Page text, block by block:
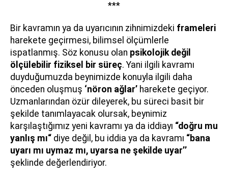
***
Bir kavramın ya da uyarıcının zihnimizdeki frameleri
harekete geçirmesi, bilimsel ölçümlerle
ispatlanmış. Söz konusu olan psikolojik değil
ölçülebilir fiziksel bir süreç. Yani ilgili kavramı
duyduğumuzda beynimizde konuyla ilgili daha
önceden oluşmuş ‘nöron ağlar’ harekete geçiyor.
Uzmanlarından özür dileyerek, bu süreci basit bir
şekilde tanımlayacak olursak, beynimiz
karşılaştığımız yeni kavramı ya da iddiayı “doğru mu
yanlış mı“ diye değil, bu iddia ya da kavramı “bana
uyarı mı uymaz mı, uyarsa ne şekilde uyar’’
şeklinde değerlendiriyor.